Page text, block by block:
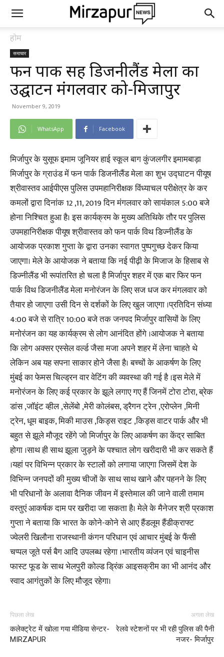
होम
समाचार
फन पार्क सह डिजनीलैंड मेला का
उद्घाटन मंगलवार को-मिर्जापुर
November 9, 2019
WhatsApp Facebook
मिर्जापुर के युसूफ इमाम जूनियर हाई स्कूल बाग कुंजलगीर इमामबाड़ा
मिर्जापुर के ग्राउंड में फन पार्क डिजनीलैंड मेला का शुभ उद्घाटन पीयूष
श्रीवास्तव आईपीएस पुलिस उपमहानिरीक्षक विंध्याचल परीक्षेत्र के कर
कमलों द्वारा दिनांक 12 ,11, 2019 दिन मंगलवार को सायंकाल 5:00 बजे
होना निश्चित हुआ है। इस कार्यक्रम के मुख्य अतिथिके तौर पर पुलिस
उपमहानिरीक्षक पीयूष श्रीवास्तव को फन पार्क विथ डिज्नीलैंड के
आयोजक प्रकाश गुप्ता के द्वारा उनका स्वागत पुष्पगुच्छ देकर किया
जाएगा। मेले के आयोजक ने बताया कि नई पीढ़ी के मिजाज के हिसाब से
डिज्नीलैंड भी रूपांतरित हो चला है मिर्जापुर शहर में एक बार फिर फन
पार्क विथ डिजनीलैंड मेला मनोरंजन के लिए सज धज कर मंगलवार को
तैयार हो जाएगा उसी दिन से दर्शकों के लिए खुल जाएगा ।प्रतिदिन संध्या
4:00 बजे से रात्रि 10:00 बजे तक जनपद मिर्जापुर वासियों के लिए
मनोरंजन का यह कार्यक्रम से लोग आनंदित होंगे ।आयोजक ने बताया
कि लोग अक्सर एस्सेल वर्ल्ड जैसा मजा अपने शहर में लेना चाहते थे
लेकिन अब यह सपना साकार होने जैसा है। बच्चों के आकर्षण के लिए
मुंबई का फेमस चिल्ड्रन वार वेटिंग की व्यवस्था की गई है ।इस मेले में
मनोरंजन के लिए कई प्रकार के झूले लगाए गए हैं जिनमें टोरा टोरा, ब्रेक
डांस ,जॉइंट व्हील ,सेलेंबो ,मेरी कोलंबस, ड्रैगन ट्रेन ,एरोप्लेन ,मिनी
ट्रेन, धूम बाइक, मिकी माउस ,किड्स राइट ,किड्स वाटर पार्क और भी
बहुत से झूले मौजूद रहेंगे जो मिर्जापुर के लिए आकर्षण का केंद्र साबित
होगा ।साथ ही साथ झूला जुड़ने के पश्चात लोग खरीदारी भी कर सकते हैं
।यहां पर विभिन्न प्रकार के स्टालों को लगाया जाएगा जिसमें देश के
विभिन्न जनपदों की मुख्य चीजों के साथ साथ खाने और पहनने के लिए
भी परिधानों के अलावा दैनिक जीवन में इस्तेमाल की जाने वाली तमाम
वस्तुएं आकर्षक दाम पर खरीदा जा सकता है। मेले के मैनेजर श्री प्रकाश
गुप्ता ने बताया कि भारत के कोने-कोने से आए हैंडलूम हैंडीक्राफ्ट
ज्वेलरी खिलौना राजस्थानी कंगन परिधान एवं आचार मुंबई के फैंसी
चप्पल जूते पर्स बैग आदि उपलब्ध रहेगा ।भारतीय व्यंजन एवं चाइनीस
फास्ट फूड के साथ भेलपुरी कोल्ड ड्रिंक आइसक्रीम का भी आनंद और
स्वाद आगंतुकों के लिए मौजूद रहेगा।
पिछला लेख
कलेक्ट्रेट में खोला गया मीडिया सेन्टर-
MIRZAPUR
अगला लेख
रेलवे स्टेशनों पर भी रही पुलिस की पैनी
नजर- मिर्जापुर